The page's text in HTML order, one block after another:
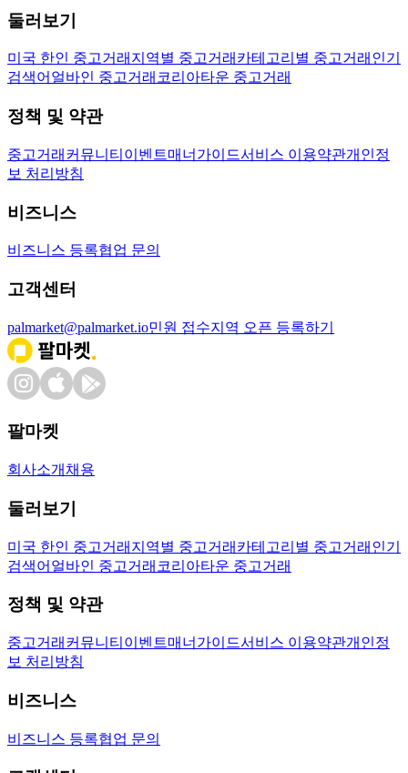
둘러보기
미국 한인 중고거래 지역별 중고거래 카테고리별 중고거래 인기
검색어 얼바인 중고거래 코리아타운 중고거래
정책 및 약관
중고거래 커뮤니티 이벤트매너가이드서비스 이용약관개인정
보 처리방침
비즈니스
비즈니스 등록협업 문의
고객센터
palmarket@palmarket.io민원 접수지역 오픈 등록하기
팔마켓
회사소개 채용
둘러보기
미국 한인 중고거래 지역별 중고거래 카테고리별 중고거래 인기
검색어 얼바인 중고거래 코리아타운 중고거래
정책 및 약관
중고거래 커뮤니티 이벤트매너가이드서비스 이용약관개인정
보 처리방침
비즈니스
비즈니스 등록협업 문의